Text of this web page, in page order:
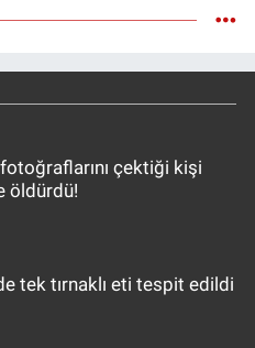
çektiği kişi
öldürdü!
tek tırnaklı eti tespit edildi